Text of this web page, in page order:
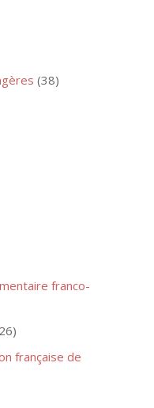
(38)
franco-
française de